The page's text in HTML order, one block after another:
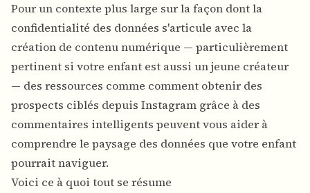
Pour un contexte plus large sur la façon dont la
confidentialité des données s'articule avec la
création de contenu numérique — particulièrement
pertinent si votre enfant est aussi un jeune créateur
— des ressources comme comment obtenir des
prospects ciblés depuis Instagram grâce à des
commentaires intelligents peuvent vous aider à
comprendre le paysage des données que votre enfant
pourrait naviguer.
Voici ce à quoi tout se résume